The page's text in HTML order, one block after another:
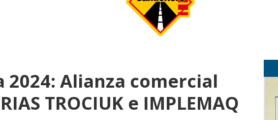
Alianza comercial
TROCIUK e IMPLEMAQ